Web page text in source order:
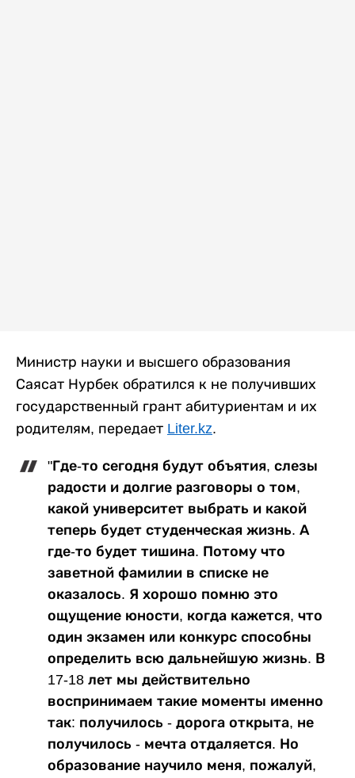
Министр науки и высшего образования
Саясат Нурбек обратился к не получивших
государственный грант абитуриентам и их
родителям, передает Liter.kz.
"Где-то сегодня будут объятия, слезы
радости и долгие разговоры о том,
какой университет выбрать и какой
теперь будет студенческая жизнь. А
где-то будет тишина. Потому что
заветной фамилии в списке не
оказалось. Я хорошо помню это
ощущение юности, когда кажется, что
один экзамен или конкурс способны
определить всю дальнейшую жизнь. В
17-18 лет мы действительно
воспринимаем такие моменты именно
так: получилось - дорога открыта, не
получилось - мечта отдаляется. Но
образование научило меня, пожалуй,